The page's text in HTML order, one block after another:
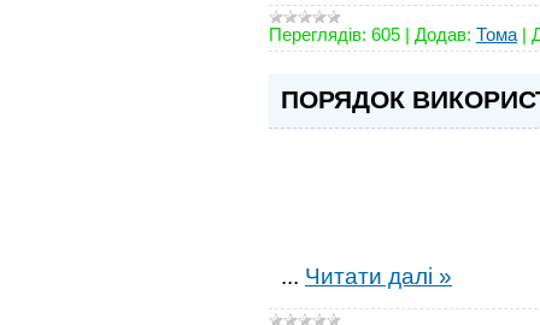
Переглядів: 605 | Додав: Тома |
ПОРЯДОК
... Читати далі »